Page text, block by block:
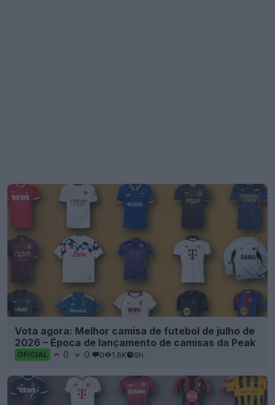
Vota agora: Melhor camisa de futebol de julho de
2026 – Época de lançamento de camisas da Peak
OFICIAL 0 0 0 1.6K 9h